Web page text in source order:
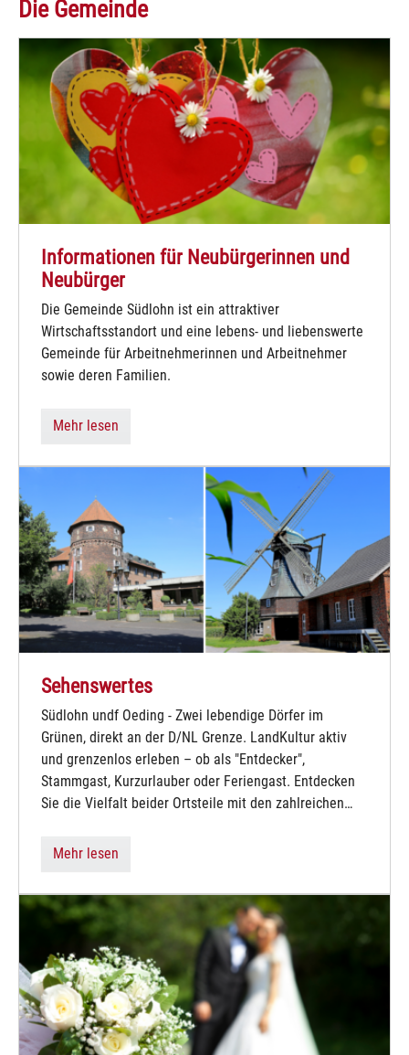
Die Gemeinde
Informationen für Neubürgerinnen und
Neubürger
Die Gemeinde Südlohn ist ein attraktiver
Wirtschaftsstandort und eine lebens- und liebenswerte
Gemeinde für Arbeitnehmerinnen und Arbeitnehmer
sowie deren Familien.
Mehr lesen
Sehenswertes
Südlohn undf Oeding - Zwei lebendige Dörfer im
Grünen, direkt an der D/NL Grenze. LandKultur aktiv
und grenzenlos erleben – ob als "Entdecker",
Stammgast, Kurzurlauber oder Feriengast. Entdecken
Sie die Vielfalt beider Ortsteile mit den zahlreichen…
Mehr lesen